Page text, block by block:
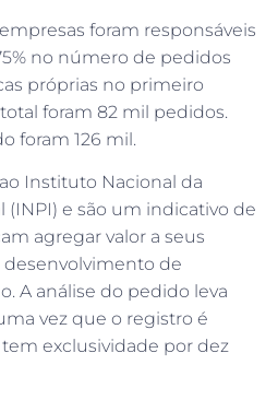
foram responsáveis
no número de pedidos
próprias no primeiro
foram 82 mil pedidos.
foram 126 mil.
Instituto Nacional da
e são um indicativo de
agregar valor a seus
de
A análise do pedido leva
vez que o registro é
exclusividade por dez